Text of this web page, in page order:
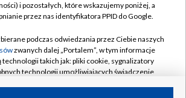
Cyfrowa
Pomoc
Kontakt
Kanały
i pozostałych, które wskazujemy poniżej, a
przez nas identyfikatora PPID do Google.
podczas odwiedzania przez Ciebie naszych
zwanych dalej „Portalem”, w tym informacje
technologii takich jak: pliki cookie, sygnalizatory
technologii umożliwiających świadczenie